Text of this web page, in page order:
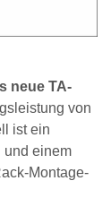
neue TA-
von
ist ein
und einem
Montage-